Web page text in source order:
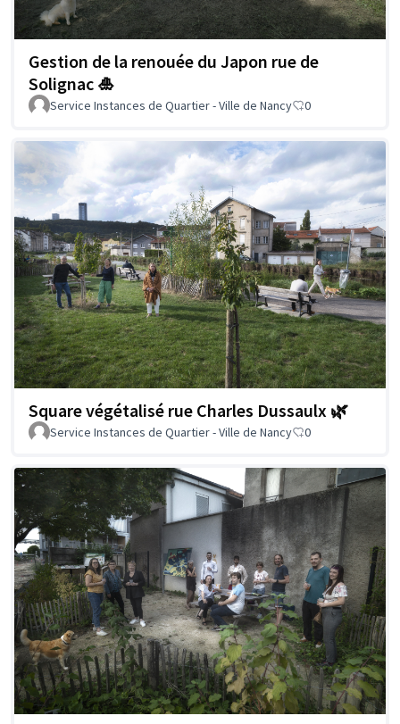
Gestion de la renouée du Japon rue de
Solignac 🎍
Service Instances de Quartier - Ville de Nancy 0
Square végétalisé rue Charles Dussaulx 🌿
Service Instances de Quartier - Ville de Nancy 0